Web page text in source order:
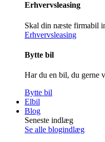
Erhvervsleasing
Skal din næste firmabil
Erhvervsleasing
Bytte bil
Har du en bil, du gerne
Bytte bil
Elbil
Blog
Seneste indlæg
Se alle blogindlæg